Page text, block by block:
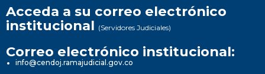
Acceda a su correo electrónico
institucional (Servidores Judiciales)
Correo electrónico institucional:
info@cendoj.ramajudicial.gov.co